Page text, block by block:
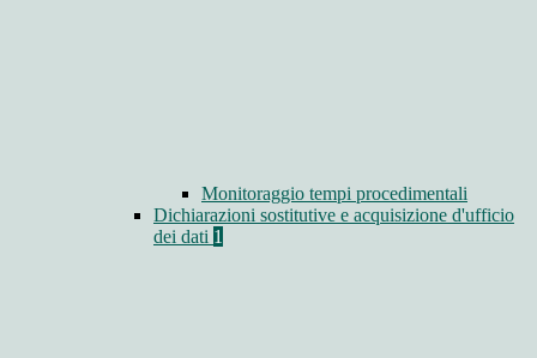
Monitoraggio tempi procedimentali
Dichiarazioni sostitutive e acquisizione d'ufficio
dei dati 1